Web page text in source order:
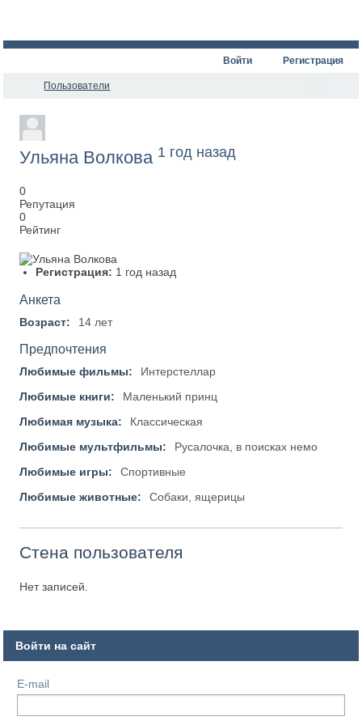
Войти Регистрация
Пользователи
Ульяна Волкова 1 год назад
0
Репутация
0
Рейтинг
Регистрация: 1 год назад
Анкета
Возраст: 14 лет
Предпочтения
Любимые фильмы:
Интерстеллар
Любимые книги:
Маленький принц
Любимая музыка:
Классическая
Любимые мультфильмы:
Русалочка, в поисках немо
Любимые игры:
Спортивные
Любимые животные:
Собаки, ящерицы
Стена пользователя
Нет записей.
Войти на сайт
E-mail